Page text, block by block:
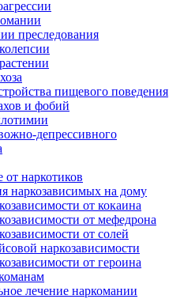
преследования
пищевого поведения
и фобий
депрессивного
наркотиков
наркозависимых на дому
от кокаина
от мефедрона
от солей
наркозависимости
от героина
лечение наркомании